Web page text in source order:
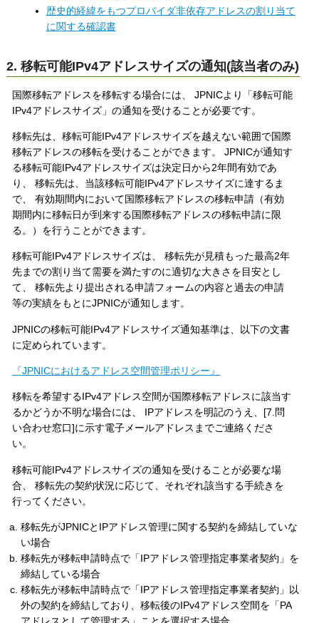
歴史的経緯をもつプロバイダ非依存アドレスの割り当て
に関する確認書
2. 移転可能IPv4アドレスサイズの通知(該当者のみ)
国際移転アドレスを移転する場合には、 JPNICより「移転可能
IPv4アドレスサイズ」の通知を受けることが必要です。
移転先は、移転可能IPv4アドレスサイズを越えない範囲で国際
移転アドレスの移転を受けることができます。 JPNICが通知す
る移転可能IPv4アドレスサイズは決定日から2年間有効であ
り、 移転先は、当該移転可能IPv4アドレスサイズに達するま
で、 有効期間内において国際移転アドレスの移転申請（有効
期間内に移転日が到来する国際移転アドレスの移転申請に限
る。）を行うことができます。
移転可能IPv4アドレスサイズは、 移転先が見積もった最高2年
先までの割り当て需要を満たすのに適切な大きさを目安とし
て、 移転先より提出される申請フォームの内容と過去の申請
等の実績をもとにJPNICが通知します。
JPNICの移転可能IPv4アドレスサイズ通知基準は、以下の文書
に定められています。
『JPNICにおけるアドレス空間管理ポリシー』
移転を希望するIPv4アドレス空間が国際移転アドレスに該当す
るかどうか不明な場合には、 IPアドレスを明記のうえ、[7.問
い合わせ窓口]に示す電子メールアドレスまでご連絡くださ
い。
移転可能IPv4アドレスサイズの通知を受けることが必要な場
合、 移転先の契約状況に応じて、それぞれ該当する手続きを
行ってください。
移転先がJPNICとIPアドレス管理に関する契約を締結していな
い場合
移転先が移転申請時点で「IPアドレス管理指定事業者契約」を
締結している場合
移転先が移転申請時点で「IPアドレス管理指定事業者契約」以
外の契約を締結しており、移転後のIPv4アドレス空間を「PA